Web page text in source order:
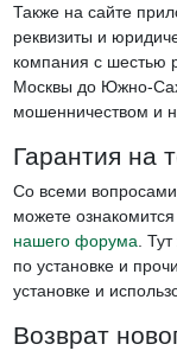
Также на сайте
реквизиты и
компания с шестью
Москвы до Южно-
мошенничеством и
Гарантия на
Со всеми
можете
нашего форума .
по установке и
установке и
Возврат